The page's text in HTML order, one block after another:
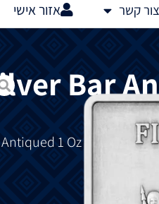
צור קשר אזור אישי
Bar
עתיק Antiqued 1 Oz 2025 מציג נשר